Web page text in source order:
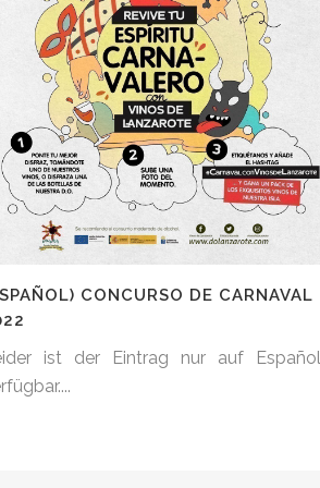
CONCURSO DE CARNAVAL
ist der Eintrag nur auf